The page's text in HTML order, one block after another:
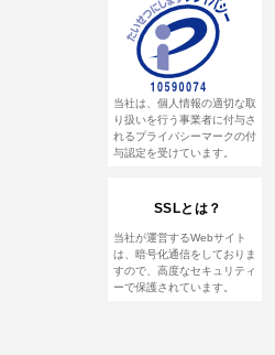
当社は、個人情報の適切な取
り扱いを行う事業者に付与さ
れるプライバシーマークの付
与認定を受けています。
SSLとは？
当社が運営するWebサイト
は、暗号化通信をしておりま
すので、高度なセキュリティ
ーで保護されています。